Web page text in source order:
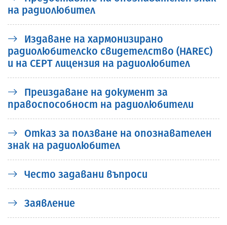
на радиолюбител
Издаване на хармонизирано
радиолюбителско свидетелство (HAREC)
и на CEPT лицензия на радиолюбител
Преиздаване на документ за
правоспособност на радиолюбители
Отказ за ползване на опознавателен
знак на радиолюбител
Често задавани въпроси
Заявление